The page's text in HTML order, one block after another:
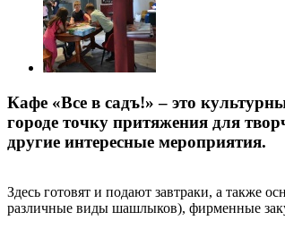
Кафе «Все в садъ!» – это
городе точку притяжения для
другие интересные мероприятия.
Здесь готовят и подают завтраки, а
различные виды шашлыков), фирменные